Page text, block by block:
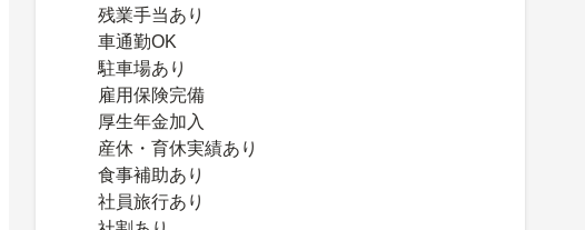
残業手当あり
車通勤OK
駐車場あり
雇用保険完備
厚生年金加入
産休・育休実績あり
食事補助あり
社員旅行あり